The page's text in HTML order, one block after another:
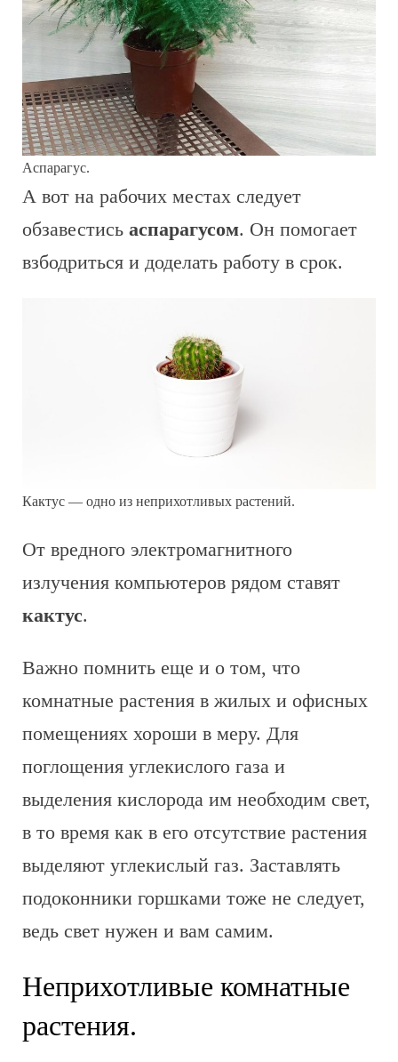
Аспарагус.
А вот на рабочих местах следует
обзавестись аспарагусом. Он помогает
взбодриться и доделать работу в срок.
Кактус — одно из неприхотливых растений.
От вредного электромагнитного
излучения компьютеров рядом ставят
кактус.
Важно помнить еще и о том, что
комнатные растения в жилых и офисных
помещениях хороши в меру. Для
поглощения углекислого газа и
выделения кислорода им необходим свет,
в то время как в его отсутствие растения
выделяют углекислый газ. Заставлять
подоконники горшками тоже не следует,
ведь свет нужен и вам самим.
Неприхотливые комнатные
растения.